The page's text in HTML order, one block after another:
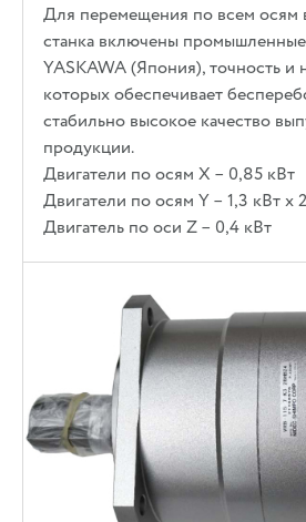
Для перемещения по всем осям
станка включены
YASKAWA (Япония), точность и
которых обеспечивает
стабильно высокое качество
продукции.
Двигатели по осям X – 0,85 кВт
Двигатели по осям Y – 1,3 кВт х 2
Двигатель по оси Z – 0,4 кВт